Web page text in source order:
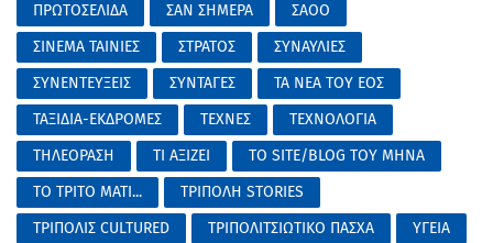
ΠΡΩΤΟΣΕΛΙΔΑ
ΣΑΝ ΣΗΜΕΡΑ
ΣΑΟΟ
ΣΙΝΕΜΑ ΤΑΙΝΙΕΣ
ΣΤΡΑΤΟΣ
ΣΥΝΑΥΛΙΕΣ
ΣΥΝΕΝΤΕΥΞΕΙΣ
ΣΥΝΤΑΓΕΣ
ΤΑ ΝΕΑ ΤΟΥ ΕΟΣ
ΤΑΞΙΔΙΑ-ΕΚΔΡΟΜΕΣ
ΤΕΧΝΕΣ
ΤΕΧΝΟΛΟΓΙΑ
ΤΗΛΕΟΡΑΣΗ
ΤΙ ΑΞΙΖΕΙ
ΤΟ SITE/BLOG ΤΟΥ ΜΗΝΑ
ΤΟ ΤΡΙΤΟ ΜΑΤΙ...
ΤΡΙΠΟΛΗ STORIES
ΤΡΙΠΟΛΙΣ CULTURED
ΤΡΙΠΟΛΙΤΣΙΩΤΙΚΟ ΠΑΣΧΑ
ΥΓΕΙΑ